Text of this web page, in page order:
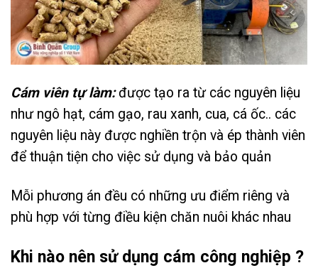
Cámviên tự làm: được tạo ra từ các nguyên liệu
như ngô hạt, cám gạo, rau xanh, cua, cá ốc.. các
nguyên liệu này được nghiền trộn và ép thành viên
để thuận tiện cho việc sử dụng và bảo quản
Mỗi phương án đều có những ưu điểm riêng và
phù hợp với từng điều kiện chăn nuôi khác nhau
Khi nào nên sử dụng cám công nghiệp ?